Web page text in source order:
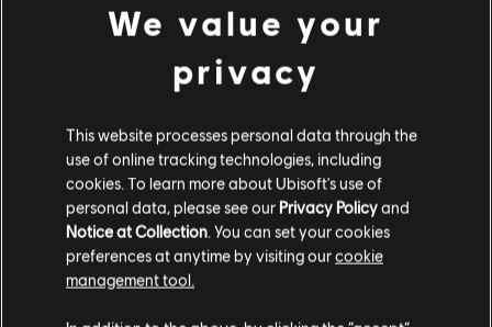
Anno 1800
Sunken Treasures
Anno 1800
แพ็ค Steampunk
We value your
privacy
This website processes personal data through the
use of online tracking technologies, including
cookies. To learn more about Ubisoft's use of
personal data, please see our Privacy Policyand
Notice at Collection. You can set your cookies
preferences at anytime by visiting ourcookie
management tool.